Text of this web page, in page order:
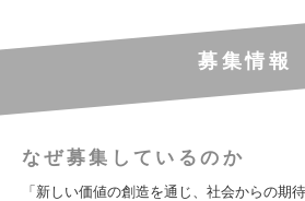
募集情報
なぜ募集しているのか
「新しい価値の創造を通じ、社会からの期